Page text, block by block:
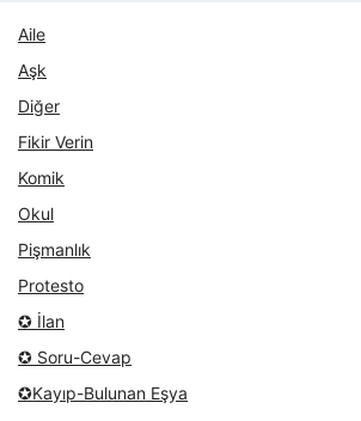
Aile
Aşk
Diğer
Fikir Verin
Komik
Okul
Pişmanlık
Protesto
✪ İlan
✪ Soru-Cevap
✪Kayıp-Bulunan Eşya